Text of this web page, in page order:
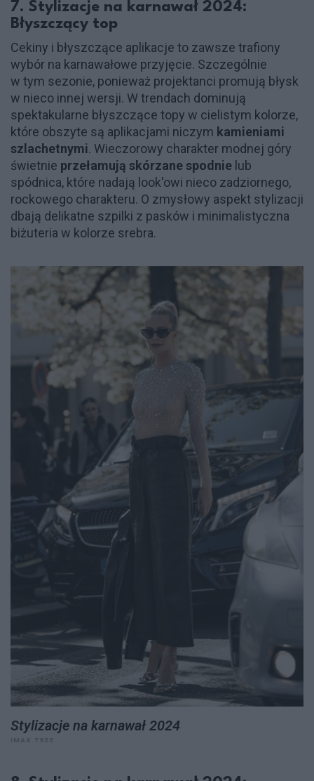
7. Stylizacje na karnawał 2024:
Błyszczący top
Cekiny i błyszczące aplikacje to zawsze trafiony
wybór na karnawałowe przyjęcie. Szczególnie
w tym sezonie, ponieważ projektanci promują błysk
w nieco innej wersji. W trendach dominują
spektakularne błyszczące topy w cielistym kolorze,
które obszyte są aplikacjami niczym kamieniami
szlachetnymi. Wieczorowy charakter modnej góry
świetnie przełamują skórzane spodnie lub
spódnica, które nadają look'owi nieco zadziornego,
rockowego charakteru. O zmysłowy aspekt stylizacji
dbają delikatne szpilki z pasków i minimalistyczna
biżuteria w kolorze srebra.
Stylizacje na karnawał 2024